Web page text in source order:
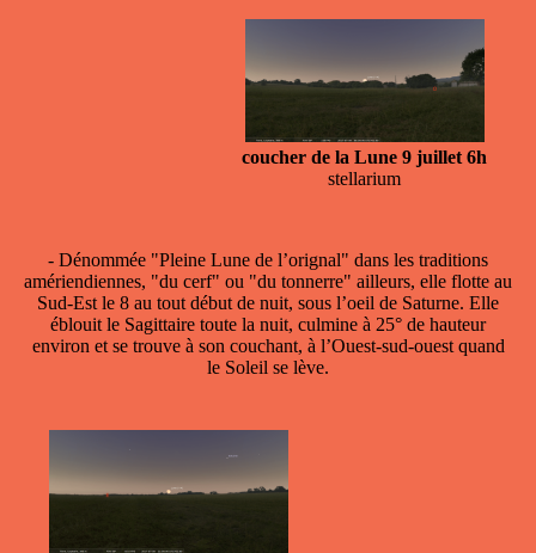
coucher de la Lune 9 juillet 6h
stellarium
- Dénommée "Pleine Lune de l’orignal" dans les traditions
amériendiennes, "du cerf" ou "du tonnerre" ailleurs, elle flotte au
Sud-Est le 8 au tout début de nuit, sous l’oeil de Saturne. Elle
éblouit le Sagittaire toute la nuit, culmine à 25° de hauteur
environ et se trouve à son couchant, à l’Ouest-sud-ouest quand
le Soleil se lève.